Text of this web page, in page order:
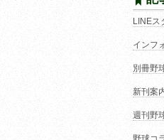
LINEス
インフ
別冊野
新刊案
週刊野